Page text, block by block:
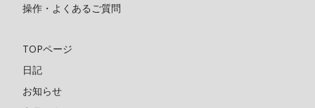
操作・よくあるご質問
TOPページ
日記
お知らせ